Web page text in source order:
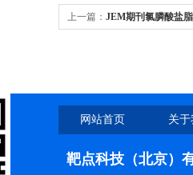
上一篇： JEM期刊氯膦酸盐
网站首页 关
靶点科技（北京）